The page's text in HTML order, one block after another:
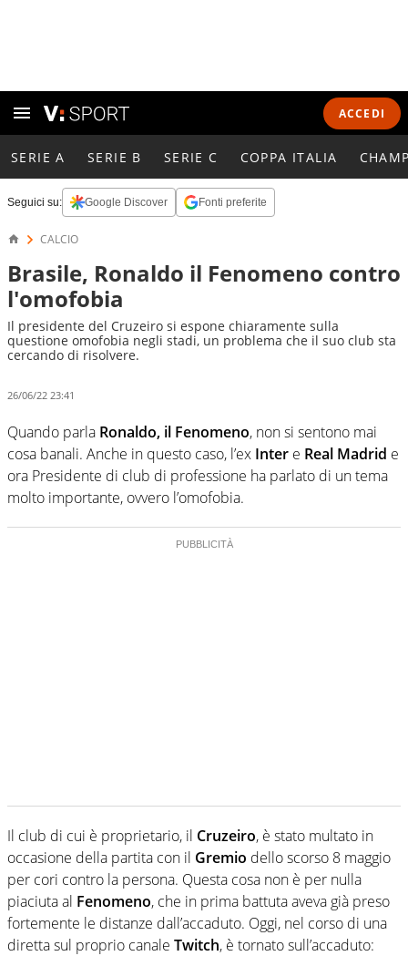
ACCEDI
SERIE A SERIE B SERIE C COPPA ITALIA
Seguici su: Google Discover Fonti preferite
CALCIO
Brasile, Ronaldo il Fenomeno contro
l'omofobia
Il presidente del Cruzeiro si espone chiaramente sulla
questione omofobia negli stadi, un problema che il suo club sta
cercando di risolvere.
26/06/22 23:41
Quando parla Ronaldo, il Fenomeno, non si sentono mai
cosa banali. Anche in questo caso, l’ex Inter e Real Madrid e
ora Presidente di club di professione ha parlato di un tema
molto importante, ovvero l’omofobia.
Il club di cui è proprietario, il Cruzeiro, è stato multato in
occasione della partita con il Gremio dello scorso 8 maggio
per cori contro la persona. Questa cosa non è per nulla
piaciuta al Fenomeno, che in prima battuta aveva già preso
fortemente le distanze dall’accaduto. Oggi, nel corso di una
diretta sul proprio canale Twitch, è tornato sull’accaduto: